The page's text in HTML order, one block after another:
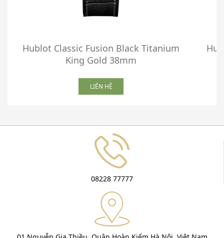
Hublot Classic Fusion Black Titanium
King Gold 38mm
LIÊN HỆ
08228 77777